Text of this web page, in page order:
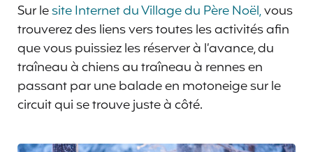
Sur lesite Internet du Village du Père Noël,vous
trouverez des liens vers toutes les activités afin
que vous puissiez les réserver à l’avance, du
traîneau à chiens au traîneau à rennes en
passant par une balade en motoneige sur le
circuit qui se trouve juste à côté.